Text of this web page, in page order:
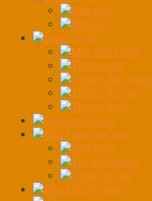
Dao gấp
Kìm cắt
Dụng cụ đo
Máy cân Laser
Thước cặp
Thước dây,
Thước đo góc
Thước thuỷ
Dụng cụ rửa xe
Đầu Tuýp các loại
Đầu tuýp
Tay vặn nhanh
Thanh nối dài
Đèn LED tổ ong